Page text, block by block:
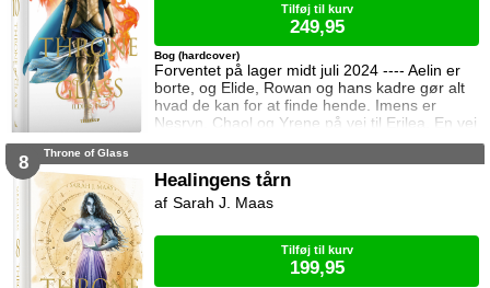
Forventet på lager midt juli 2024 ---- Aelin er
borte, og Elide, Rowan og hans kadre gør alt
hvad de kan for at finde hende. Imens er
Nesryn, Chaol og Yrene på vej til Erilea. En vej
der fører dem forbi Chaols barndomshjem
kæmper Aedion mod Erawans fremrykkende
styrker og sin vrede over den aftale Aelin og
Lysandra har indgået. Og Dorian og Manon
Bog (hardcover)
Tilføj til kurv
249,95
8 Throne of Glass
Healingens tårn
Sarah J. Maas
Tilføj til kurv
199,95